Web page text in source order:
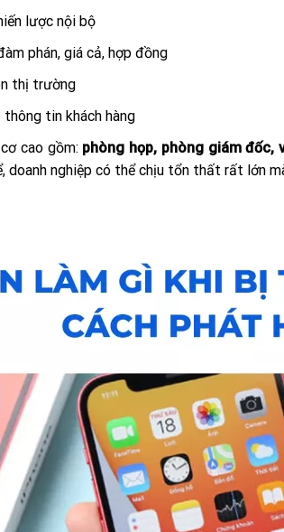
lược nội bộ
phán, giá cả, hợp đồng
thị trường
tin khách hàng
cao gồm: phòng họp, phòng giám
nghiệp có thể chịu tổn thất rất lớn